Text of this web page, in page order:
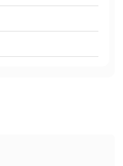
DEVİ,